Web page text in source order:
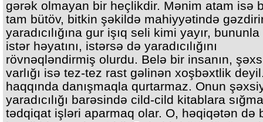
gərək olmayan bir heçlikdir. Mənim atam isə
tam bütöv, bitkin şəkildə mahiyyətində
yaradıcılığına gur işıq seli kimi yayır,
istər həyatını, istərsə də yaradıcılığını
rövnəqləndirmiş olurdu. Belə bir insanın,
varlığı isə tez-tez rast gəlinən xoşbəxtlik
haqqında danışmaqla qurtarmaz. Onun
yaradıcılığı barəsində cild-cild kitablara
tədqiqat işləri aparmaq olar. O, həqiqətən də